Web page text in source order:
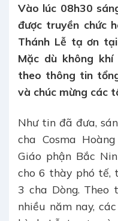
Vào lúc 08h30
được truyền chức
Thánh Lễ tạ ơn
Mặc dù không khí
theo thông tin
và chúc mừng các
Như tin đã đưa,
cha Cosma
Giáo phận Bắc
cho 6 thày phó tế,
3 cha Dòng. Theo
nhiều năm nay,